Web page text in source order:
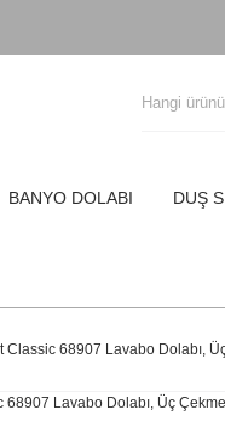
BANYO DOLABI DUŞ
Classic 68907 Lavabo Dolabı,